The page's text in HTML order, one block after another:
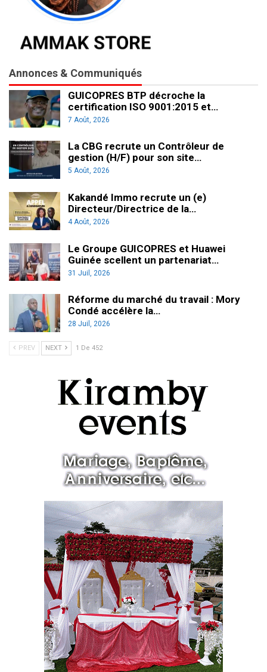
Annonces & Communiqués
GUICOPRES BTP décroche la
certification ISO 9001:2015 et…
7 Août, 2026
La CBG recrute un Contrôleur de
gestion (H/F) pour son site…
5 Août, 2026
Kakandé Immo recrute un (e)
Directeur/Directrice de la…
4 Août, 2026
Le Groupe GUICOPRES et Huawei
Guinée scellent un partenariat…
31 Juil, 2026
Réforme du marché du travail : Mory
Condé accélère la…
28 Juil, 2026
PREV NEXT 1 De 452